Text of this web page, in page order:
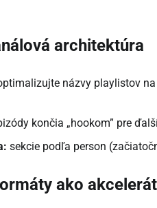
architektúra
názvy playlistov
končia „hookom” pre
sekcie podľa person
ako